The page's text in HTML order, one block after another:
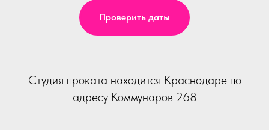
Проверить даты
Студия проката находится Краснодаре по
адресу Коммунаров 268